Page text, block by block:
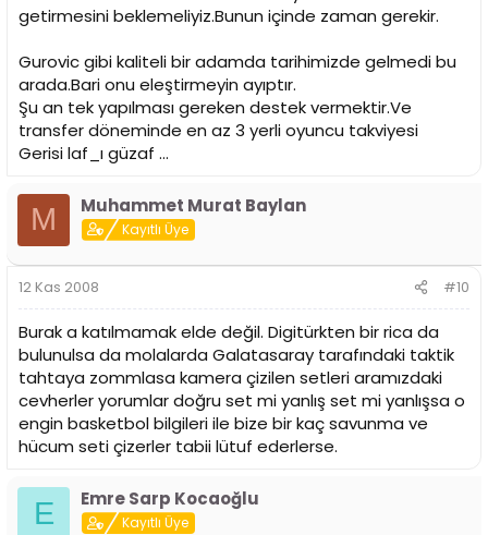
getirmesini beklemeliyiz.Bunun içinde zaman gerekir.
Gurovic gibi kaliteli bir adamda tarihimizde gelmedi bu
arada.Bari onu eleştirmeyin ayıptır.
Şu an tek yapılması gereken destek vermektir.Ve
transfer döneminde en az 3 yerli oyuncu takviyesi
Gerisi laf_ı güzaf ...
M Muhammet Murat Baylan
Kayıtlı Üye
12 Kas 2008 #10
Burak a katılmamak elde değil. Digitürkten bir rica da
bulunulsa da molalarda Galatasaray tarafındaki taktik
tahtaya zommlasa kamera çizilen setleri aramızdaki
cevherler yorumlar doğru set mi yanlış set mi yanlışsa o
engin basketbol bilgileri ile bize bir kaç savunma ve
hücum seti çizerler tabii lütuf ederlerse.
E Emre Sarp Kocaoğlu
Kayıtlı Üye